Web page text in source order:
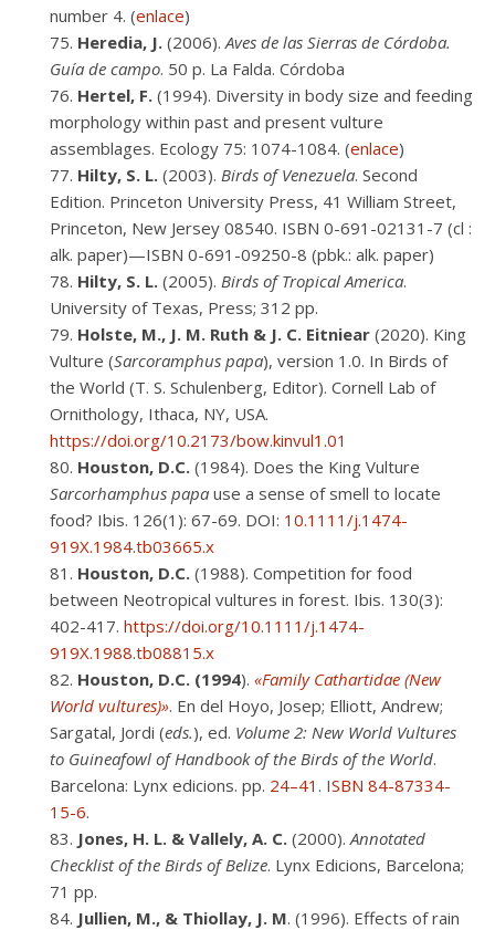
number 4. (enlace)
Heredia, J. (2006).Aves de las Sierras de Córdoba.
Guía de campo. 50 p. La Falda. Córdoba
Hertel, F. (1994). Diversity in body size and feeding
morphology within past and present vulture
assemblages. Ecology 75: 1074-1084. (enlace)
Hilty, S. L. (2003). Birds of Venezuela. Second
Edition. Princeton University Press, 41 William Street,
Princeton, New Jersey 08540. ISBN 0-691-02131-7 (cl :
alk. paper)—ISBN 0-691-09250-8 (pbk.: alk. paper)
Hilty, S. L. (2005). Birds of Tropical America.
University of Texas, Press; 312 pp.
Holste, M., J. M. Ruth & J. C. Eitniear (2020). King
Vulture (Sarcoramphus papa), version 1.0. In Birds of
the World (T. S. Schulenberg, Editor). Cornell Lab of
Ornithology, Ithaca, NY, USA.
https://doi.org/10.2173/bow.kinvul1.01
Houston, D.C. (1984). Does the King Vulture
Sarcorhamphus papa use a sense of smell to locate
food? Ibis. 126(1): 67-69. DOI: 10.1111/j.1474-
919X.1984.tb03665.x
Houston, D.C. (1988). Competition for food
between Neotropical vultures in forest. Ibis. 130(3):
402-417. https://doi.org/10.1111/j.1474-
919X.1988.tb08815.x
Houston, D.C. (1994). «Family Cathartidae (New
World vultures)». En del Hoyo, Josep; Elliott, Andrew;
Sargatal, Jordi (eds.), ed. Volume 2: New World Vultures
to Guineafowl of Handbook of the Birds of the World.
Barcelona: Lynx edicions. pp. 24–41 . ISBN 84-87334-
15-6.
Jones, H. L. & Vallely, A. C. (2000).Annotated
Checklist of the Birds of Belize. Lynx Edicions, Barcelona;
71 pp.
Jullien, M., & Thiollay, J. M. (1996). Effects of rain